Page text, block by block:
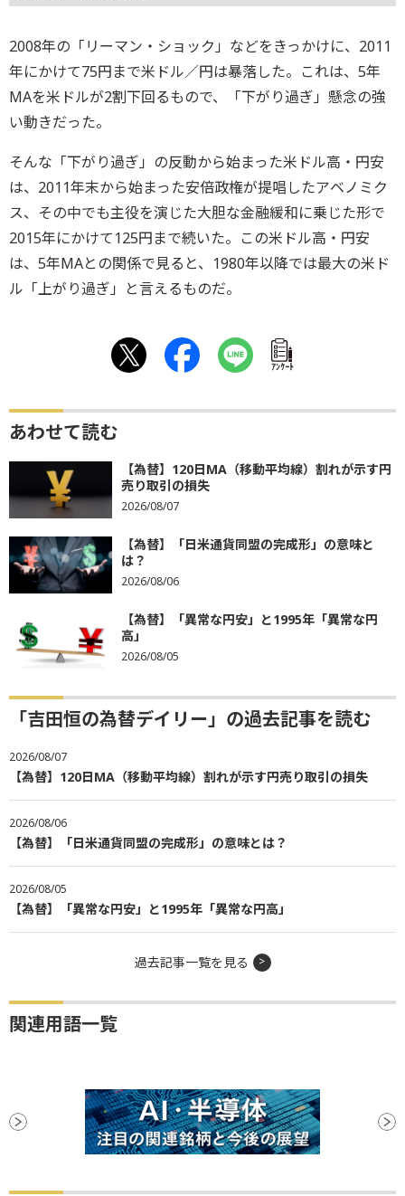
2008年の「リーマン・ショック」などをきっかけに、2011
年にかけて75円まで米ドル／円は暴落した。これは、5年
MAを米ドルが2割下回るもので、「下がり過ぎ」懸念の強
い動きだった。
そんな「下がり過ぎ」の反動から始まった米ドル高・円安
は、2011年末から始まった安倍政権が提唱したアベノミク
ス、その中でも主役を演じた大胆な金融緩和に乗じた形で
2015年にかけて125円まで続いた。この米ドル高・円安
は、5年MAとの関係で見ると、1980年以降では最大の米ド
ル「上がり過ぎ」と言えるものだ。
ｱﾝｹｰﾄ
あわせて読む
【為替】120日MA（移動平均線）割れが示す円
売り取引の損失
2026/08/07
【為替】「日米通貨同盟の完成形」の意味と
は？
2026/08/06
【為替】「異常な円安」と1995年「異常な円
高」
2026/08/05
「吉田恒の為替デイリー」の過去記事を読む
2026/08/07
【為替】120日MA（移動平均線）割れが示す円売り取引の損失
2026/08/06
【為替】「日米通貨同盟の完成形」の意味とは？
2026/08/05
【為替】「異常な円安」と1995年「異常な円高」
過去記事一覧を見る
関連用語一覧